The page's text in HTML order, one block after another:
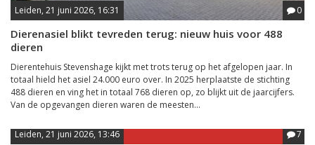
Leiden, 21 juni 2026, 16:31 0
Dierenasiel blikt tevreden terug: nieuw huis voor 488
dieren
Dierentehuis Stevenshage kijkt met trots terug op het afgelopen jaar. In
totaal hield het asiel 24.000 euro over. In 2025 herplaatste de stichting
488 dieren en ving het in totaal 768 dieren op, zo blijkt uit de jaarcijfers.
Van de opgevangen dieren waren de meesten...
Leiden, 21 juni 2026, 13:46 7